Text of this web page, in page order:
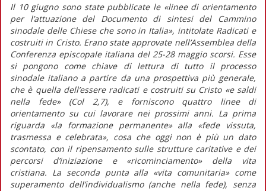
Il 10 giugno sono state pubblicate le «linee di orientamento
per l’attuazione del Documento di sintesi del Cammino
sinodale delle Chiese che sono in Italia», intitolateRadicati e
costruiti in Cristo. Erano state approvate nell’Assemblea della
Conferenza episcopale italiana del 25-28 maggio scorsi. Esse
si pongono come chiave di lettura di tutto il processo
sinodale italiano a partire da una prospettiva più generale,
che è quella dell’essere radicati e costruiti su Cristo «e saldi
nella fede» (Col 2,7), e forniscono quattro linee di
orientamento su cui lavorare nei prossimi anni. La prima
riguarda «la formazione permanente» alla «fede vissuta,
trasmessa e celebrata», cosa che oggi non è più un dato
scontato, con il ripensamento sulle strutture caritative e dei
percorsi d’iniziazione e «ricominciamento» della vita
cristiana. La seconda punta alla «vita comunitaria» come
superamento dell’individualismo (anche nella fede), senza